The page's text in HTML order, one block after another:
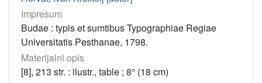
Impresum
Budae : typis et sumtibus Typographiae Regiae
Universitatis Pesthanae, 1798.
Materijalni opis
[8], 213 str. : ilustr., table ; 8° (18 cm)